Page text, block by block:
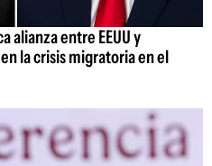
alianza entre EEUU y
la crisis migratoria en el